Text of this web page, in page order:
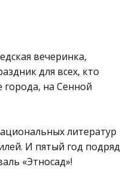
вечеринка,
для всех, кто
города, на Сенной
литератур
И пятый год подряд
«Этносад»!